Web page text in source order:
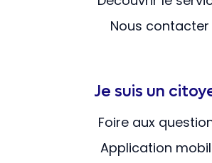
Nous contacter
Je suis un
Foire aux
Application